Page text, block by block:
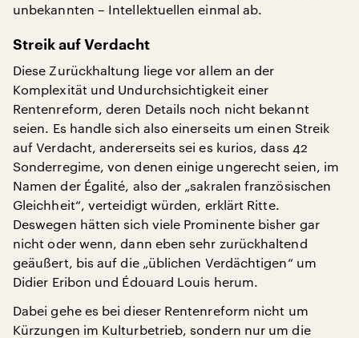
unbekannten – Intellektuellen einmal ab.
Streik auf Verdacht
Diese Zurückhaltung liege vor allem an der
Komplexität und Undurchsichtigkeit einer
Rentenreform, deren Details noch nicht bekannt
seien. Es handle sich also einerseits um einen Streik
auf Verdacht, andererseits sei es kurios, dass 42
Sonderregime, von denen einige ungerecht seien, im
Namen der Égalité, also der „sakralen französischen
Gleichheit“, verteidigt würden, erklärt Ritte.
Deswegen hätten sich viele Prominente bisher gar
nicht oder wenn, dann eben sehr zurückhaltend
geäußert, bis auf die „üblichen Verdächtigen“ um
Didier Eribon und Édouard Louis herum.
Dabei gehe es bei dieser Rentenreform nicht um
Kürzungen im Kulturbetrieb, sondern nur um die